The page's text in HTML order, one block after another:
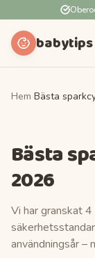
babytips
Hem Bästa
Bästa
2026
Vi har granskat
användningsår –